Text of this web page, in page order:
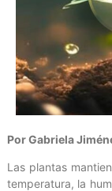
Por Gabriela
Las plantas
temperatura, la